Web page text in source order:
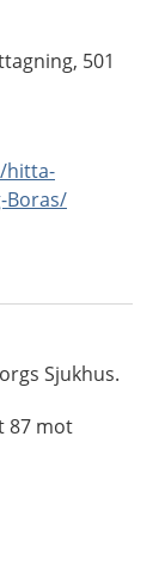
501
hitta-
Boras/
Sjukhus.
87 mot